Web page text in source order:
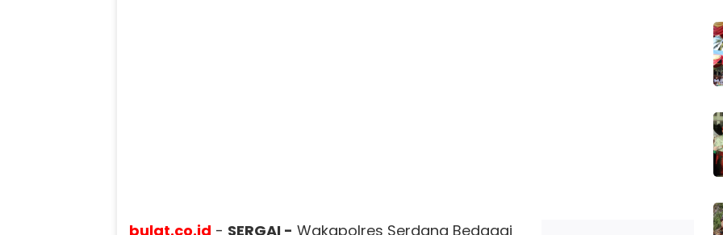
bulat.co.id - SERGAI - Wakapolres Serdang Bedagai